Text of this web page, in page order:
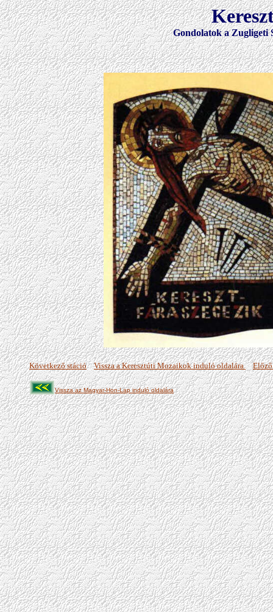
Gondolatok a Zugligeti
Következő stáció Vissza a Keresztúti Mozaikok induló oldalára
Vissza az Magyar-Hon-Lap induló oldalára